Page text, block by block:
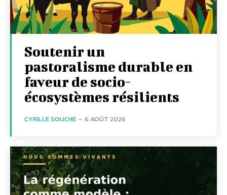
Soutenir un
pastoralisme durable en
faveur de socio-
écosystèmes résilients
CYRILLE SOUCHE - 6 AOÛT 2026